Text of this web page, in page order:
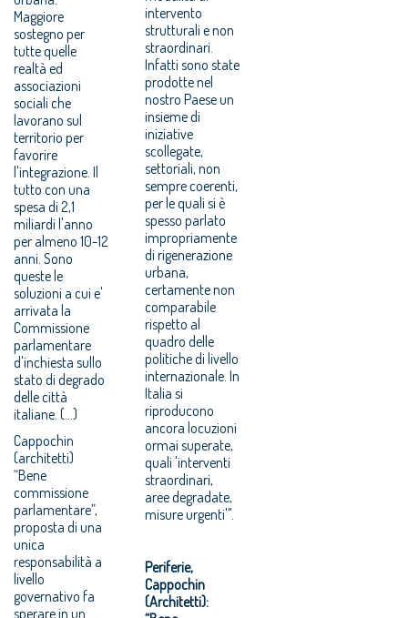
Maggiore
sostegno per
tutte quelle
realtà ed
associazioni
sociali che
lavorano sul
territorio per
favorire
l'integrazione. Il
tutto con una
spesa di 2,1
miliardi l'anno
per almeno 10-12
anni. Sono
queste le
soluzioni a cui e'
arrivata la
Commissione
parlamentare
d'inchiesta sullo
stato di degrado
delle città
italiane. (...)
Cappochin
(architetti)
“Bene
commissione
parlamentare”,
proposta di una
unica
responsabilità a
livello
governativo fa
sperare in un
intervento
strutturali e non
straordinari.
Infatti sono state
prodotte nel
nostro Paese un
insieme di
iniziative
scollegate,
settoriali, non
sempre coerenti,
per le quali si è
spesso parlato
impropriamente
di rigenerazione
urbana,
certamente non
comparabile
rispetto al
quadro delle
politiche di livello
internazionale. In
Italia si
riproducono
ancora locuzioni
ormai superate,
quali 'interventi
straordinari,
aree degradate,
misure urgenti'".
Periferie,
Cappochin
(Architetti):